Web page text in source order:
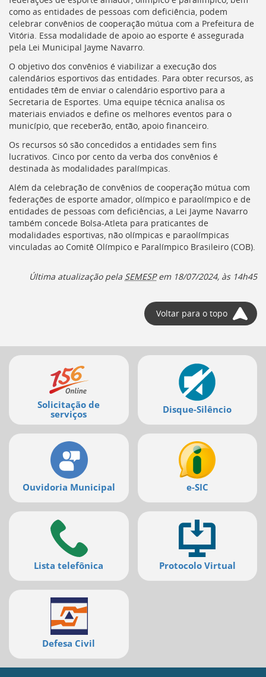
como as entidades de pessoas com deficiência, podem
celebrar convênios de cooperação mútua com a Prefeitura de
Vitória. Essa modalidade de apoio ao esporte é assegurada
pela Lei Municipal Jayme Navarro.
O objetivo dos convênios é viabilizar a execução dos
calendários esportivos das entidades. Para obter recursos, as
entidades têm de enviar o calendário esportivo para a
Secretaria de Esportes. Uma equipe técnica analisa os
materiais enviados e define os melhores eventos para o
município, que receberão, então, apoio financeiro.
Os recursos só são concedidos a entidades sem fins
lucrativos. Cinco por cento da verba dos convênios é
destinada às modalidades paralímpicas.
Além da celebração de convênios de cooperação mútua com
federações de esporte amador, olímpico e paraolímpico e de
entidades de pessoas com deficiências, a Lei Jayme Navarro
também concede Bolsa-Atleta para praticantes de
modalidades esportivas, não olímpicas e paraolímpicas
vinculadas ao Comitê Olímpico e Paralímpico Brasileiro (COB).
Última atualização pela SEMESPem 18/07/2024, às 14h45
Voltar para o topo
Mais
serviços
Solicitação de
serviços
Disque-Silêncio
Ouvidoria Municipal e-SIC
Lista telefônica Protocolo Virtual
Defesa Civil